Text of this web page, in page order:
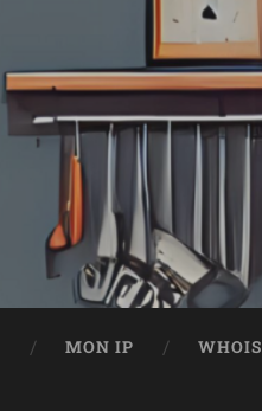
MON IP WHOIS